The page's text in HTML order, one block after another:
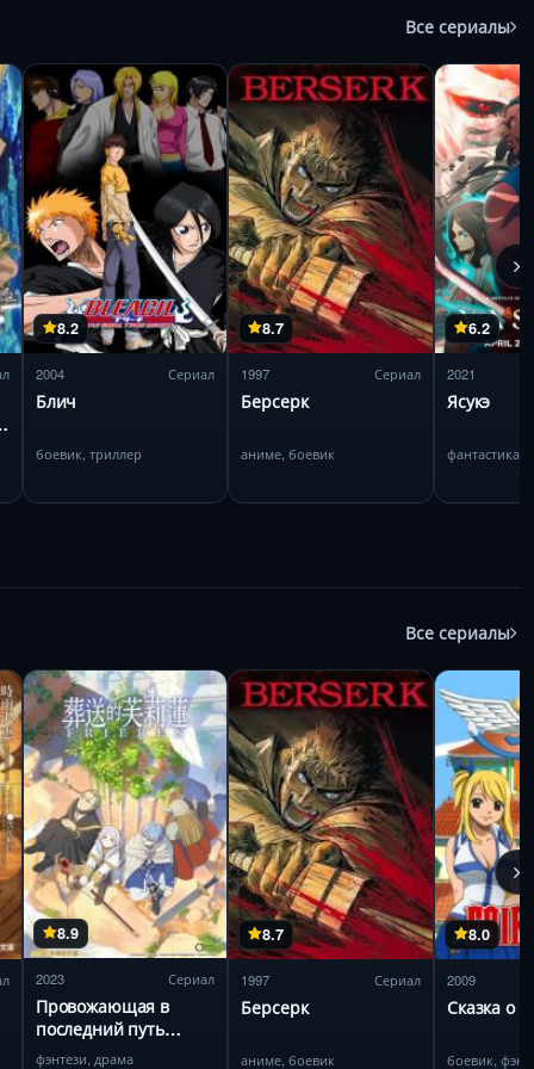
Все сериалы
8.2
2004 Сериал
Блич
боевик, триллер
8.7
1997 Сериал
Берсерк
аниме, боевик
6.2
2021
Ясукэ
фантастика,
Все сериалы
8.9
2023 Сериал
Провожающая в
последний путь
Фрирен
фэнтези, драма
8.7
1997 Сериал
Берсерк
аниме, боевик
8.0
2009
Сказка о
боевик,